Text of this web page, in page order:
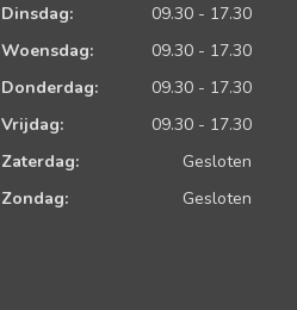
Dinsdag:
09.30 - 17.30
Woensdag:
09.30 - 17.30
Donderdag:
09.30 - 17.30
Vrijdag:
09.30 - 17.30
Zaterdag:
Gesloten
Zondag:
Gesloten